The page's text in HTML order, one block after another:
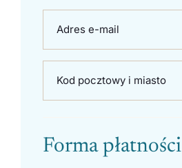
Adres e-mail
Kod pocztowy i miasto
Forma płatności